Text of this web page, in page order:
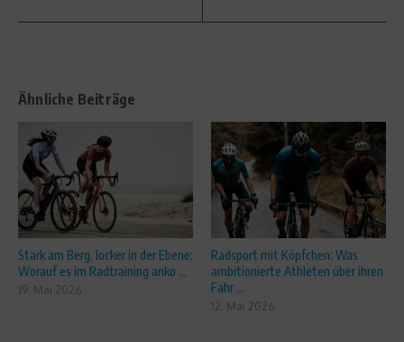
Ähnliche Beiträge
Stark am Berg, locker in der Ebene:
Worauf es im Radtraining anko ...
19. Mai 2026
Radsport mit Köpfchen: Was
ambitionierte Athleten über ihren
Fahr ...
12. Mai 2026